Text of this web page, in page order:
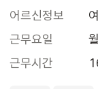
어르신정보
근무요일
근무시간